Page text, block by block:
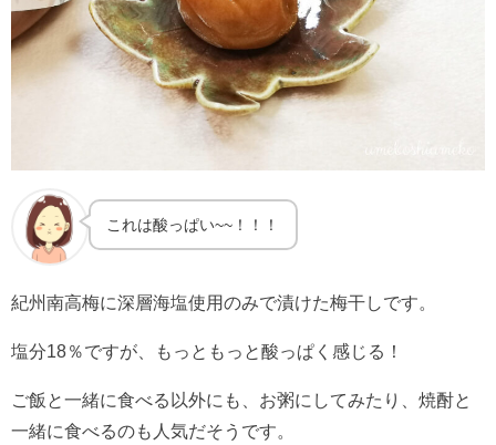
これは酸っぱい~~！！！
紀州南高梅に深層海塩使用のみで漬けた梅干しです。
塩分18％ですが、もっともっと酸っぱく感じる！
ご飯と一緒に食べる以外にも、お粥にしてみたり、焼酎と
一緒に食べるのも人気だそうです。